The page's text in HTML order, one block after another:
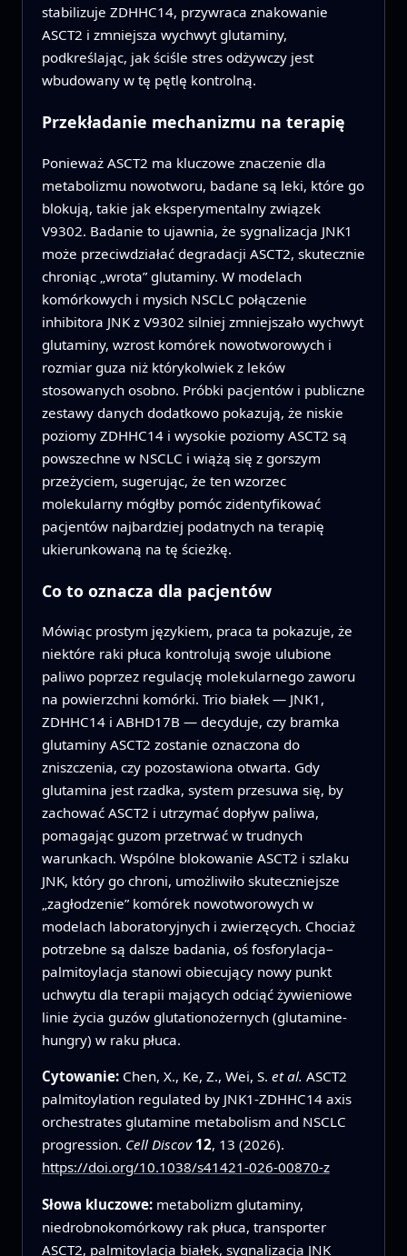
stabilizuje ZDHHC14, przywraca znakowanie
ASCT2 i zmniejsza wychwyt glutaminy,
podkreślając, jak ściśle stres odżywczy jest
wbudowany w tę pętlę kontrolną.
Przekładanie mechanizmu na terapię
Ponieważ ASCT2 ma kluczowe znaczenie dla
metabolizmu nowotworu, badane są leki, które go
blokują, takie jak eksperymentalny związek
V9302. Badanie to ujawnia, że sygnalizacja JNK1
może przeciwdziałać degradacji ASCT2, skutecznie
chroniąc „wrota” glutaminy. W modelach
komórkowych i mysich NSCLC połączenie
inhibitora JNK z V9302 silniej zmniejszało wychwyt
glutaminy, wzrost komórek nowotworowych i
rozmiar guza niż którykolwiek z leków
stosowanych osobno. Próbki pacjentów i publiczne
zestawy danych dodatkowo pokazują, że niskie
poziomy ZDHHC14 i wysokie poziomy ASCT2 są
powszechne w NSCLC i wiążą się z gorszym
przeżyciem, sugerując, że ten wzorzec
molekularny mógłby pomóc zidentyfikować
pacjentów najbardziej podatnych na terapię
ukierunkowaną na tę ścieżkę.
Co to oznacza dla pacjentów
Mówiąc prostym językiem, praca ta pokazuje, że
niektóre raki płuca kontrolują swoje ulubione
paliwo poprzez regulację molekularnego zaworu
na powierzchni komórki. Trio białek — JNK1,
ZDHHC14 i ABHD17B — decyduje, czy bramka
glutaminy ASCT2 zostanie oznaczona do
zniszczenia, czy pozostawiona otwarta. Gdy
glutamina jest rzadka, system przesuwa się, by
zachować ASCT2 i utrzymać dopływ paliwa,
pomagając guzom przetrwać w trudnych
warunkach. Wspólne blokowanie ASCT2 i szlaku
JNK, który go chroni, umożliwiło skuteczniejsze
„zagłodzenie” komórek nowotworowych w
modelach laboratoryjnych i zwierzęcych. Chociaż
potrzebne są dalsze badania, oś fosforylacja–
palmitoylacja stanowi obiecujący nowy punkt
uchwytu dla terapii mających odciąć żywieniowe
linie życia guzów glutationożernych (glutamine-
hungry) w raku płuca.
Cytowanie: Chen, X., Ke, Z., Wei, S. et al. ASCT2
palmitoylation regulated by JNK1-ZDHHC14 axis
orchestrates glutamine metabolism and NSCLC
progression. Cell Discov 12, 13 (2026).
https://doi.org/10.1038/s41421-026-00870-z
Słowa kluczowe: metabolizm glutaminy,
niedrobnokomórkowy rak płuca, transporter
ASCT2, palmitoylacja białek, sygnalizacja JNK